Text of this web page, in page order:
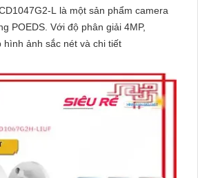
L là một sản phẩm camera
phân giải 4MP,
hình ảnh sắc nét và chi tiết